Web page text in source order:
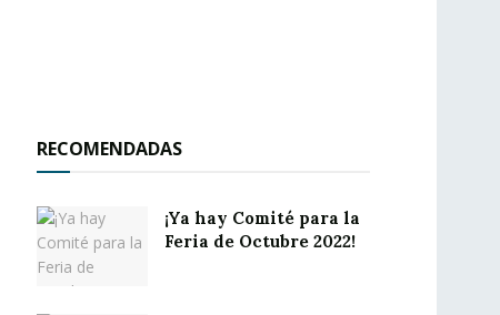
RECOMENDADAS
¡Ya hay Comité para la
Feria de Octubre 2022!